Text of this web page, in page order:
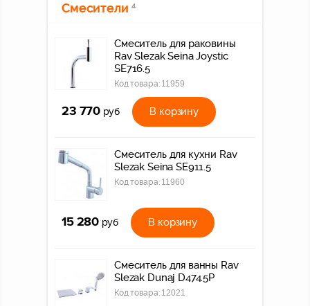
Смесители 4
Смеситель для раковины
Rav Slezak Seina Joystic
SE716.5
Код товара: 11959
23 770 руб В корзину
Смеситель для кухни Rav
Slezak Seina SE911.5
Код товара: 11960
15 280 руб В корзину
Смеситель для ванны Rav
Slezak Dunaj D474.5P
Код товара: 12021